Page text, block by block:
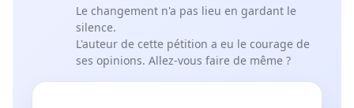
Le changement n'a pas lieu en gardant le
silence.
L'auteur de cette pétition a eu le courage de
ses opinions. Allez-vous faire de même ?